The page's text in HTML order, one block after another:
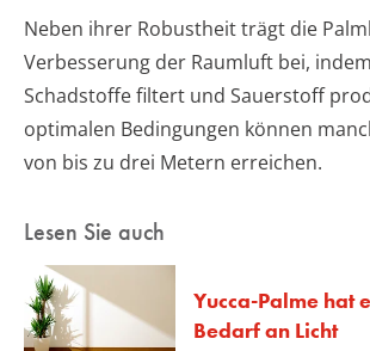
Neben ihrer Robustheit trägt die
Verbesserung der Raumluft bei,
Schadstoffe filtert und Sauerstoff
optimalen Bedingungen können
von bis zu drei Metern erreichen.
Lesen Sie auch
Yucca-Palme hat
Bedarf an Licht